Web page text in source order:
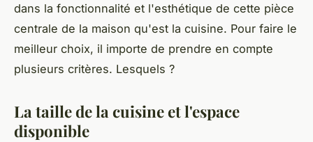
dans la fonctionnalité et l'esthétique de cette pièce
centrale de la maison qu'est la cuisine. Pour faire le
meilleur choix, il importe de prendre en compte
plusieurs critères. Lesquels ?
La taille de la cuisine et l'espace
disponible